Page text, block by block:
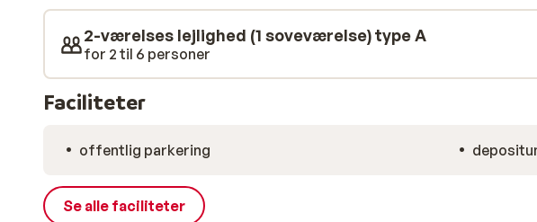
lige udenfor døren og alt det sociale liv kun få skridt væk. Klar til en
2-værelses lejlighed (1 soveværelse) type A
for 2 til 6 personer
Faciliteter
offentlig parkering
Se alle faciliteter